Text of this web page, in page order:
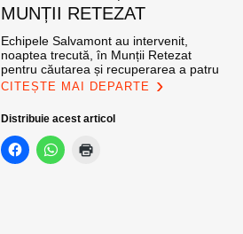
MUNȚII RETEZAT
Echipele Salvamont au intervenit,
noaptea trecută, în Munții Retezat
pentru căutarea și recuperarea a patru
CITEȘTE MAI DEPARTE
Distribuie acest articol